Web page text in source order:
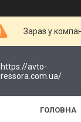
Зараз у
https://avto-
ressora.com.ua/
ГОЛОВНА